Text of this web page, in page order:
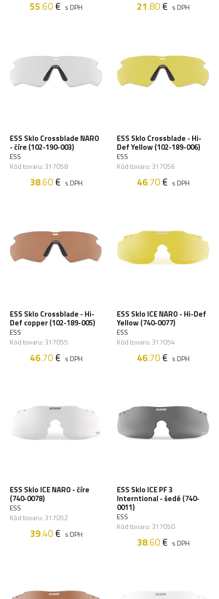
55.60€ s DPH 21.80€ s DPH
ESS Sklo Crossblade NARO
- číre (102-190-003)
ESS
Kód tovaru: 317058
38.60€ s DPH
ESS Sklo Crossblade - Hi-
Def Yellow (102-189-006)
ESS
Kód tovaru: 317056
46.70€ s DPH
ESS Sklo Crossblade - Hi-
Def copper (102-189-005)
ESS
Kód tovaru: 317055
46.70€ s DPH
ESS Sklo ICE NARO - Hi-Def
Yellow (740-0077)
ESS
Kód tovaru: 317054
46.70€ s DPH
ESS Sklo ICE NARO - číre
(740-0078)
ESS
Kód tovaru: 317052
39.40€ s DPH
ESS Sklo ICE PF 3
Interntional - šedé (740-
0011)
ESS
Kód tovaru: 317050
38.60€ s DPH